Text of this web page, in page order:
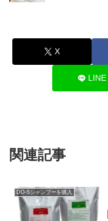
X
LINE
関連記事
DO-Sシャンプーを購入